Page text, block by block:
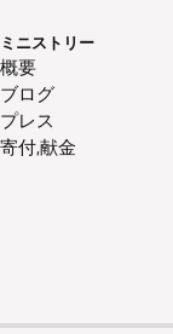
ミニストリー
概要
ブログ
プレス
寄付,献金